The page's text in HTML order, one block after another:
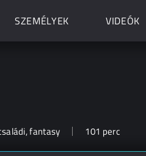
SZEMÉLYEK VIDEÓK
fantasy 101 perc